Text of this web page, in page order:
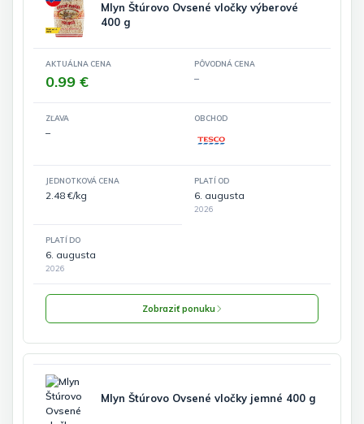
Mlyn Štúrovo Ovsené vločky výberové
400 g
AKTUÁLNA CENA
0.99 €
PÔVODNÁ CENA
–
ZĽAVA
–
OBCHOD
JEDNOTKOVÁ CENA
2.48 €/kg
PLATÍ OD
6. augusta
2026
PLATÍ DO
6. augusta
2026
Zobraziť ponuku
Mlyn Štúrovo Ovsené vločky jemné 400 g